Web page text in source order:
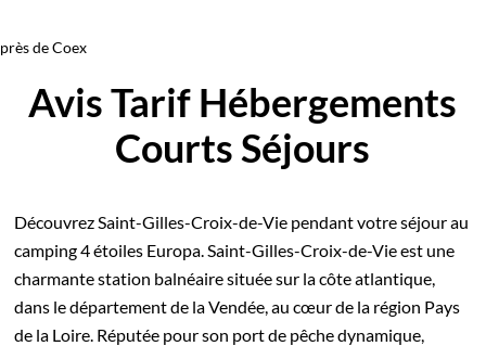
près de Coex
Avis Tarif Hébergements
Courts Séjours
Découvrez Saint-Gilles-Croix-de-Vie pendant votre séjour au
camping 4 étoiles Europa. Saint-Gilles-Croix-de-Vie est une
charmante station balnéaire située sur la côte atlantique,
dans le département de la Vendée, au cœur de la région Pays
de la Loire. Réputée pour son port de pêche dynamique,